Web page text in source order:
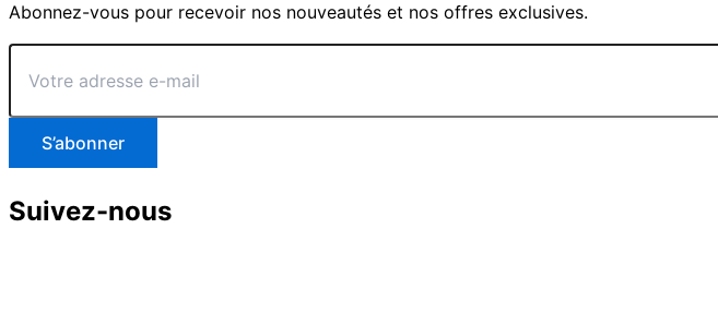
Abonnez-vous pour recevoir nos nouveautés et nos offres exclusives.
Votre
adresse
mail
S’abonner
Suivez-nous